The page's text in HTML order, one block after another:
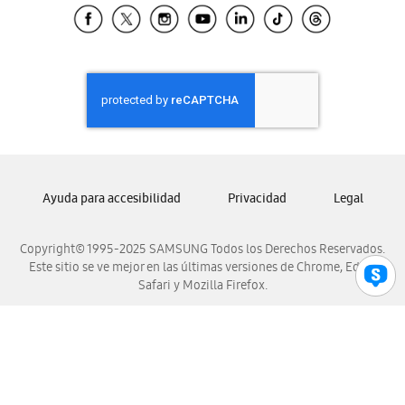
Samsung El Salvador
Samsung Honduras
Samsung Nicaragua
Samsung Panamá
Samsung Venezuela
Copyright© 1995-2025 SAMSUNG Todos los Derechos Reservados.
Este sitio se ve mejor en las últimas versiones de Chrome, Edge,
Safari y Mozilla Firefox.
Ayuda para accesibilidad Privacidad Legal